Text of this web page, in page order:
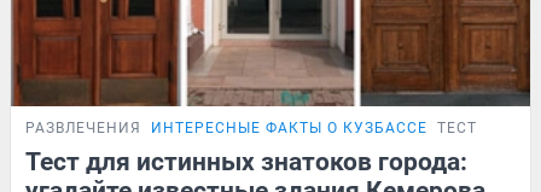
РАЗВЛЕЧЕНИЯ ИНТЕРЕСНЫЕ ФАКТЫ О КУЗБАССЕ ТЕСТ
Тест для истинных знатоков города: